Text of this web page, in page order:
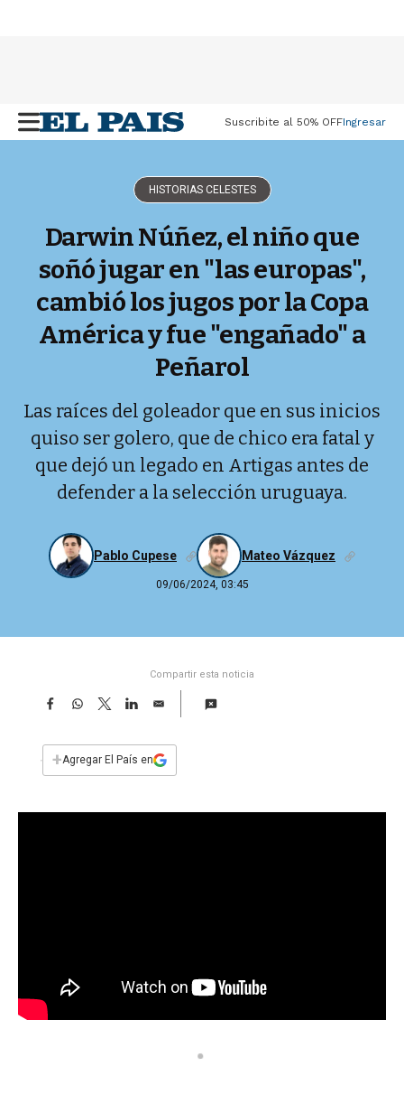
Suscribite al 50% OFFIngresar
HISTORIAS CELESTES
Darwin Núñez, el niño que
soñó jugar en "las europas",
cambió los jugos por la Copa
América y fue "engañado" a
Peñarol
Las raíces del goleador que en sus inicios
quiso ser golero, que de chico era fatal y
que dejó un legado en Artigas antes de
defender a la selección uruguaya.
Pablo Cupese Mateo Vázquez
09/06/2024, 03:45
Compartir esta noticia
F
e
b
W
s
T
w
t
L
E
i
l
+Agregar El País en